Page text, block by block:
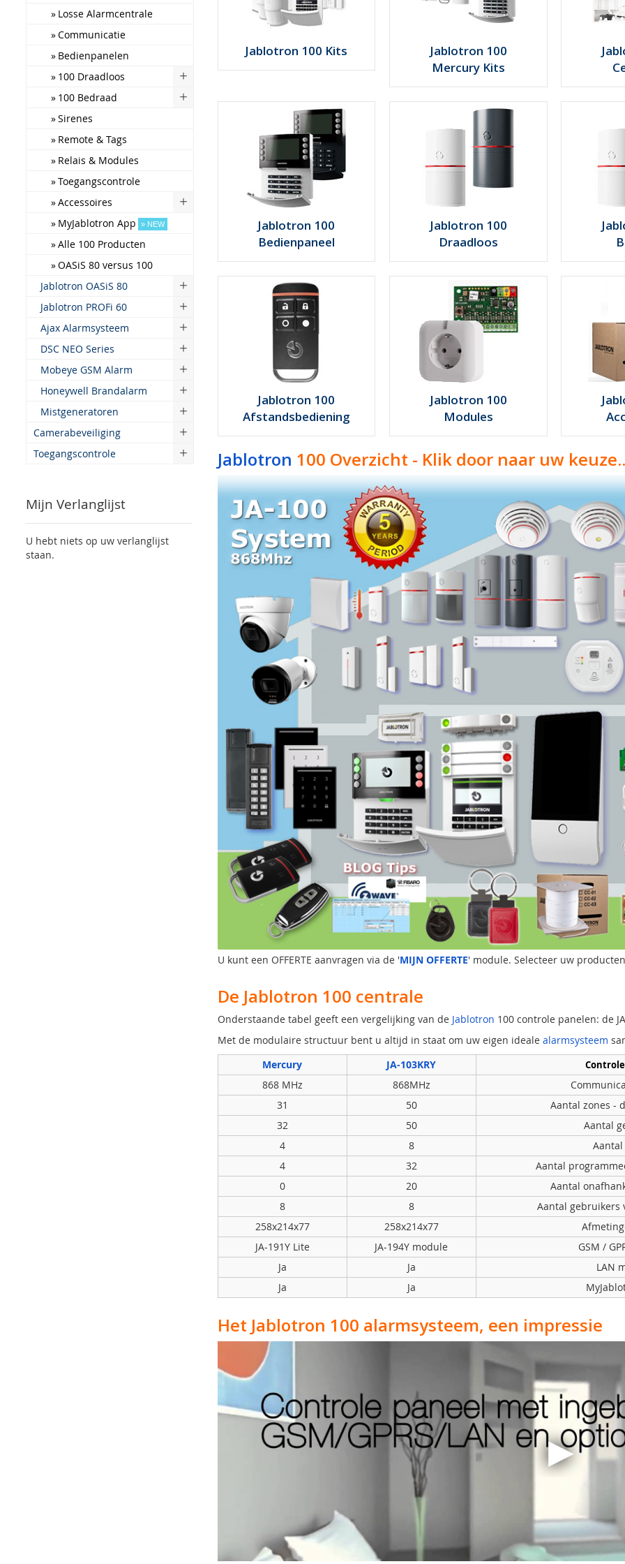
Jablotron 100 Kits
Jablotron 100
Mercury Kits
Jablotron 100
Bedienpaneel
Jablotron 100
Draadloos
Jablotron 100
Afstandsbediening
Jablotron 100
Modules
Jablotron 100 Overzicht - Klik door naar uw
U kunt een OFFERTE aanvragen via de 'MIJN OFFERTE' module. Selecteer uw
De Jablotron 100 centrale
Onderstaande tabel geeft een vergelijking van de Jablotron 100 controle panelen: de
Met de modulaire structuur bent u altijd in staat om uw eigen ideale alarmsysteem
Mercury
JA-103KRY
868 MHz 868MHz
31
50
Aantal zones -
32
50
Aantal
4
8
4
32
Aantal
0
20
Aantal
8
8
Aantal gebruikers
258x214x77
258x214x77
JA-191Y Lite
JA-194Y module
GSM /
Ja
Ja
LAN
Ja
Ja
Het Jablotron 100 alarmsysteem, een impressie
Losse Alarmcentrale
Communicatie
Bedienpanelen
100 Draadloos
100 Bedraad
Sirenes
Remote & Tags
Relais & Modules
Toegangscontrole
Accessoires
MyJablotron App
NEW
Alle 100 Producten
OASiS 80 versus 100
Jablotron OASiS 80
Jablotron PROFi 60
Ajax Alarmsysteem
DSC NEO Series
Mobeye GSM Alarm
Honeywell Brandalarm
Mistgeneratoren
Camerabeveiliging
Toegangscontrole
Mijn Verlanglijst
U hebt niets op uw verlanglijst
staan.